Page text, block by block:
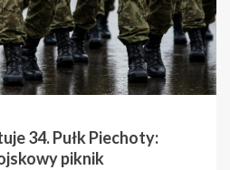
34. Pułk Piechoty:
piknik